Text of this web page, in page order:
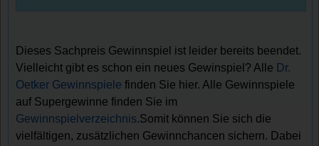
Dieses Sachpreis Gewinnspiel ist leider bereits beendet.
Vielleicht gibt es schon ein neues Gewinspiel? Alle Dr.
Oetker Gewinnspiele finden Sie hier. Alle Gewinnspiele
auf Supergewinne finden Sie im
Gewinnspielverzeichnis.Somit können Sie sich die
vielfältigen, zusätzlichen Gewinnchancen sichern. Dabei